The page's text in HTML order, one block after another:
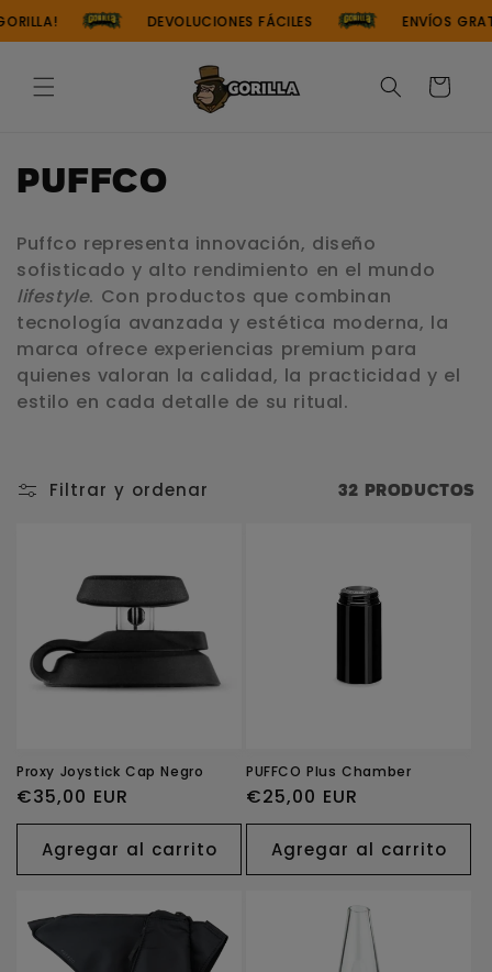
DEVOLUCIONES FÁCILES ENVÍOS
directamente
al contenido
Carrito
C
l
e
c
c
ó
Puffco
Puffco representa innovación, diseño
sofisticado y alto rendimiento en el mundo
lifestyle. Con productos que combinan
tecnología avanzada y estética moderna, la
marca ofrece experiencias premium para
quienes valoran la calidad, la practicidad y el
estilo en cada detalle de su ritual.
Filtrar y ordenar 32 productos
Proxy Joystick Cap Negro
Precio
habitual
€35,00 EUR
Agregar al carrito
PUFFCO Plus Chamber
Precio
habitual
€25,00 EUR
Agregar al carrito